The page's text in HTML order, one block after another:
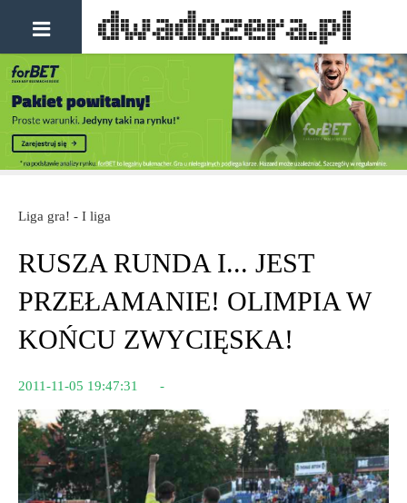
Liga gra! - I liga
RUSZA RUNDA I... JEST
PRZEŁAMANIE! OLIMPIA W
KOŃCU ZWYCIĘSKA!
2011-11-05 19:47:31 -